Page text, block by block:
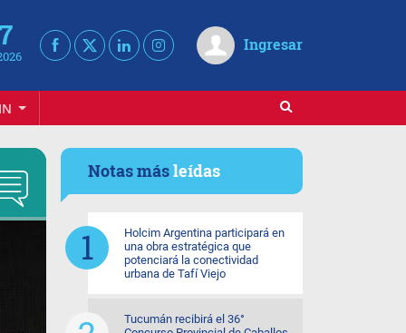
Ingresar
Notas másleídas
Holcim Argentina participará en
una obra estratégica que
potenciará la conectividad
urbana de Tafí Viejo
Tucumán recibirá el 36°